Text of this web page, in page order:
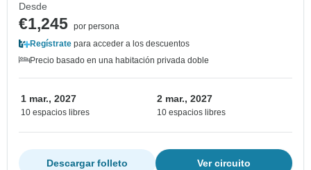
Desde
€1,245 por persona
Regístrate para acceder a los descuentos
Precio basado en una habitación privada doble
1 mar., 2027
10 espacios libres
2 mar., 2027
10 espacios libres
Ver circuito
Descargar folleto